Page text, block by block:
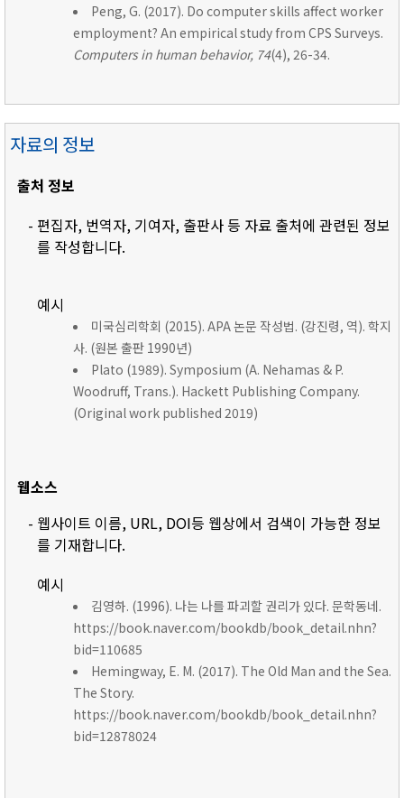
Peng, G. (2017). Do computer skills affect worker
employment? An empirical study from CPS Surveys.
Computers in human behavior, 74(4), 26-34.
자료의 정보
출처 정보
- 편집자, 번역자, 기여자, 출판사 등 자료 출처에 관련된 정보
를 작성합니다.
예시
미국심리학회 (2015). APA 논문 작성법. (강진령, 역). 학지
사. (원본 출판 1990년)
Plato (1989). Symposium (A. Nehamas & P.
Woodruff, Trans.). Hackett Publishing Company.
(Original work published 2019)
웹소스
- 웹사이트 이름, URL, DOI등 웹상에서 검색이 가능한 정보
를 기재합니다.
예시
김영하. (1996). 나는 나를 파괴할 권리가 있다. 문학동네.
https://book.naver.com/bookdb/book_detail.nhn?
bid=110685
Hemingway, E. M. (2017). The Old Man and the Sea.
The Story.
https://book.naver.com/bookdb/book_detail.nhn?
bid=12878024